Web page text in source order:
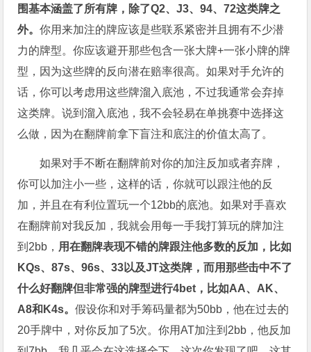
围基本涵盖了所有牌，除了Q2、J3、94、72这类牌之
外。你用来加注的牌应该是些联系紧密并且拥有不少潜
力的牌型。你应该避开那些包含一张大牌+一张小牌的牌
型，因为这些牌的反向潜在赔率很高。如果对手允许的
话，你可以考虑用这些牌溜入底池，不过我通常会弃掉
这类牌。说到溜入底池，我不会轻易在单挑赛中选择这
么做，因为在翻牌前拿下盲注和底注的价值太高了。
如果对手不断在翻牌前对你的加注反加或者弃牌，
你可以加注小一些，这样的话，你就可以跟注他的反
加，并且在有利位置玩一个12bb的底池。如果对手喜欢
在翻牌前对我反加，我就会用每一手我打算玩的牌加注
到2bb， 用在翻牌表现不错的牌跟注他多数的反加，比如
KQs、87s、96s、33以及JT这类牌，而用那些击中不了
什么好翻牌但非常强的牌型进行4bet ，比如AA、 AK、
A8和 K4s。假设你和对手筹码量都为50bb，他在过去的
20手牌中，对你反加了5次。你用AT加注到2bb，他反加